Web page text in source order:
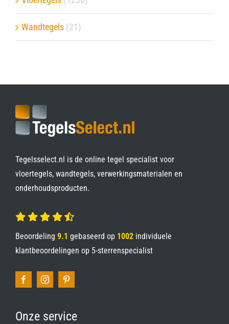
Wandtegels (21)
Tegelsselect.nl is de online tegel specialist voor
vloertegels, wandtegels, verwerkingsmaterialen en
onderhoudsproducten.
Beoordeling 9.1 gebaseerd op 1002individuele
klantbeoordelingen op 5-sterrenspecialist
Onze service